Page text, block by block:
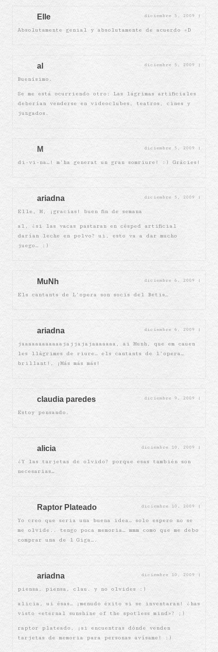
Elle diciembre 5, 2009 |
Absolutamente genial y absolutamente de acuerdo =D
al diciembre 5, 2009 |
Buenísimo.
Se me está ocurriendo otro: Las lágrimas artificiales
deberían venderse en videoclubes, teatros, cines y
juzgados.
M diciembre 5, 2009 |
di-vi-na…! m’ha generat un gran somriure! :) Gràcies!
ariadna diciembre 5, 2009 |
Elle, M, ¡gracias! buen fin de semana
al, ¿si las vacas pastaran en césped artificial
darían leche en polvo? ui, esto va a dar mucho
juego… :)
MuNh diciembre 6, 2009 |
Els cantants de L’opera son socis del Betis…
ariadna diciembre 6, 2009 |
jaaaaaaaaaaaajajjajajaaaaaaa, ai Munh, que em cauen
les llàgrimes de riure… els cantants de l’opera…
brillant!, ¡Más más más!
claudia paredes diciembre 9, 2009 |
Estoy pensando.
alicia diciembre 10, 2009 |
¿Y las tarjetas de olvido? porque esas también son
necesarias…
Raptor Plateado diciembre 10, 2009 |
Yo creo que seria una buena idea… solo espero no se
me olvide.. tengo poca memoria… mmm como que me debo
comprar una de 1 Giga….
ariadna diciembre 10, 2009 |
piensa, piensa, clau. y no olvides :)
alicia, ui ésas… ¡menudo éxito si se inventaran! ¿has
visto «eternal sunshine of the spotless mind»? ;)
raptor plateado, ¡si encuentras dónde venden
tarjetas de memoria para personas avísame! :)